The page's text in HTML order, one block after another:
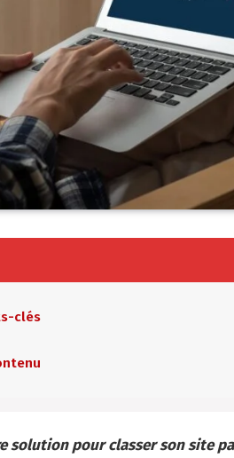
clés
solution pour classer son site